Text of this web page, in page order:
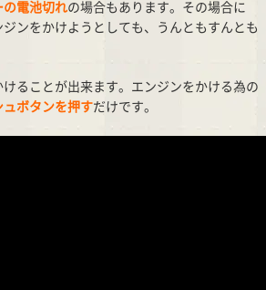
の電池切れの場合もあります。その場合に
ンをかけようとしても、うんともすんとも
ることが出来ます。エンジンをかける為の
ュボタンを押すだけです。